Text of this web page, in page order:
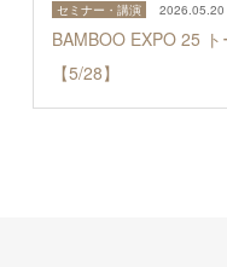
セミナー・講演
BAMBOO EXPO 25
【5/28】